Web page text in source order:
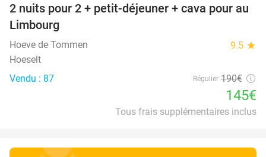
24%
2 nuits pour 2 + petit-déjeuner + cava pour au
Limbourg
Hoeve de Tommen 9.5 star
Hoeselt
Vendu : 87
Régulier 190€
145€
Tous frais supplémentaires inclus